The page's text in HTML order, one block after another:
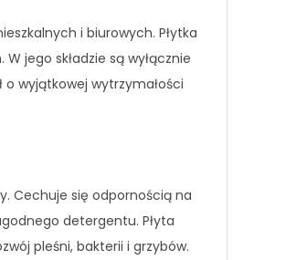
i biurowych. Płytka
jego składzie są wyłącznie
wyjątkowej wytrzymałości
Cechuje się odpornością na
detergentu. Płyta
pleśni, bakterii i grzybów.